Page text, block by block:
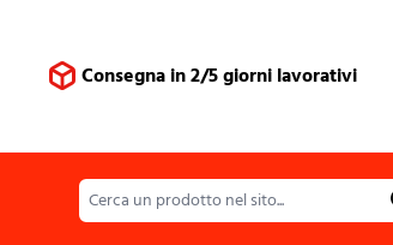
Consegna in 2/5 giorni lavorativi